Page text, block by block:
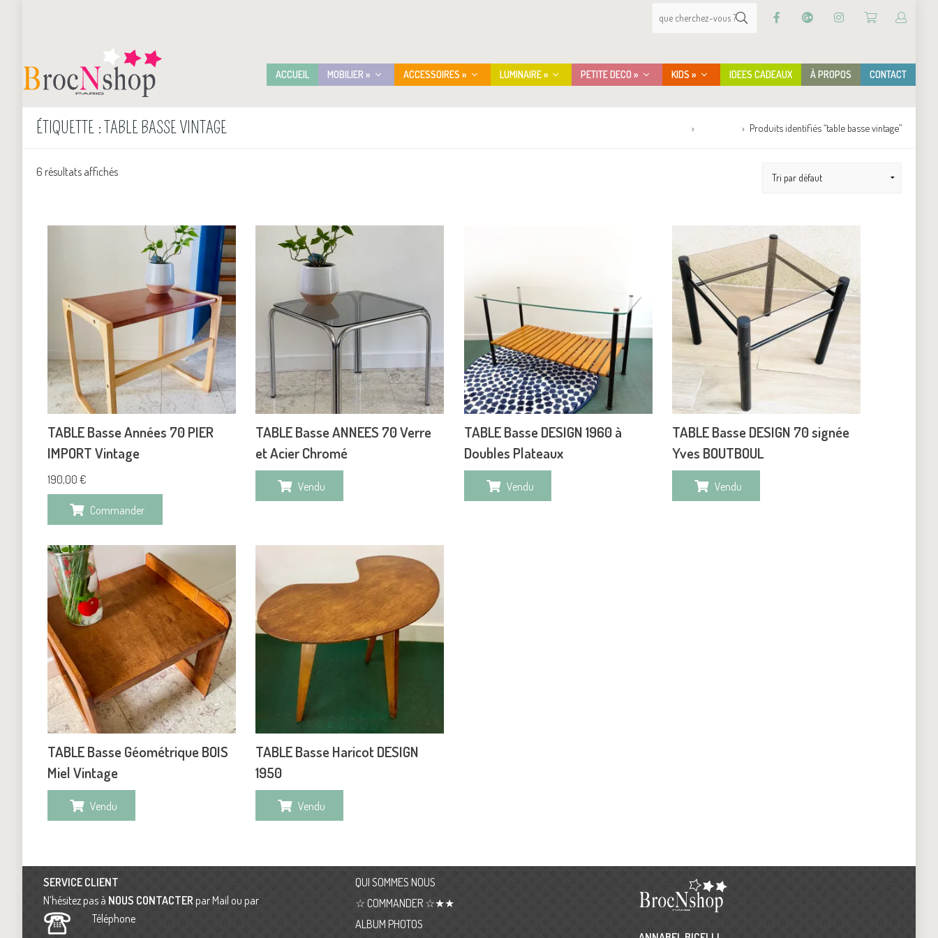
ACCUEIL MOBILIER » ACCESSOIRES » LUMINAIRE » PETITE DECO » KIDS » IDEES CADEAUX À PROPOS CONTACT
ÉTIQUETTE :TABLE BASSE VINTAGE Produits identifiés “table basse vintage”
6 résultats affichés
TABLE Basse Années 70 PIER
IMPORT Vintage
190,00 €
Commander
TABLE Basse ANNEES 70 Verre
et Acier Chromé
Vendu
TABLE Basse DESIGN 1960 à
Doubles Plateaux
Vendu
TABLE Basse DESIGN 70 signée
Yves BOUTBOUL
Vendu
TABLE Basse Géométrique BOIS
Miel Vintage
Vendu
TABLE Basse Haricot DESIGN
1950
Vendu
SERVICE CLIENT
N’hésitez pas à NOUS CONTACTER par Mail ou par
Téléphone
QUI SOMMES NOUS
☆ COMMANDER ☆★★
ALBUM PHOTOS